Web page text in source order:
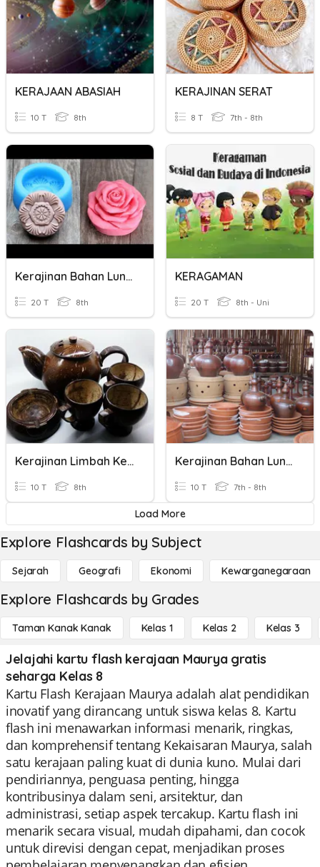
KERAJAAN ABASIAH
10 T 8th
KERAJINAN SERAT
8 T 7th - 8th
Kerajinan Bahan Lunak
20 T 8th
KERAGAMAN
20 T 8th - Uni
Kerajinan Limbah Keras
10 T 8th
Kerajinan Bahan Lunak
10 T 7th - 8th
Load More
Explore Flashcards by Subject
Sejarah Geografi Ekonomi Kewarganegaraan
Explore Flashcards by Grades
Taman Kanak Kanak Kelas 1 Kelas 2 Kelas 3
Jelajahi kartu flash kerajaan Maurya gratis
seharga Kelas 8
Kartu Flash Kerajaan Maurya adalah alat pendidikan
inovatif yang dirancang untuk siswa kelas 8. Kartu
flash ini menawarkan informasi menarik, ringkas,
dan komprehensif tentang Kekaisaran Maurya, salah
satu kerajaan paling kuat di dunia kuno. Mulai dari
pendiriannya, penguasa penting, hingga
kontribusinya dalam seni, arsitektur, dan
administrasi, setiap aspek tercakup. Kartu flash ini
menarik secara visual, mudah dipahami, dan cocok
untuk direvisi dengan cepat, menjadikan proses